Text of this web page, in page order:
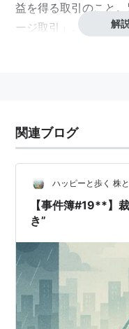
益を得る取引のこと
ージ取引」。
価の法則により、そ
で買い、高いところ
得ることが可能とな
当する。*1
証券投資論では、複
金投入なしでリスクの
フォリオ）を組むこ
ポートフォリオの期
機会 がない」
機会がなくなるよう
実務上では、市場リ
解
関連ブログ
ハッピーと歩く 株
【事件簿#19**】
き”